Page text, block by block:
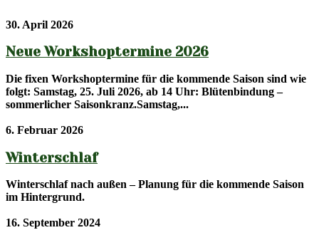
30. April 2026
Neue Workshoptermine 2026
Die fixen Workshoptermine für die kommende Saison sind wie
folgt: Samstag, 25. Juli 2026, ab 14 Uhr: Blütenbindung –
sommerlicher Saisonkranz.Samstag,...
6. Februar 2026
Winterschlaf
Winterschlaf nach außen – Planung für die kommende Saison
im Hintergrund.
16. September 2024